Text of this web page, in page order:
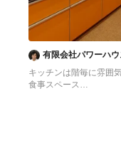
有限会社パワーハウ
キッチンは階毎に雰囲
食事スペース